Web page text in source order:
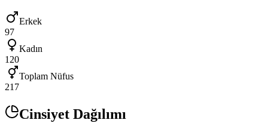
Erkek
97
Kadın
120
Toplam Nüfus
217
Cinsiyet Dağılımı